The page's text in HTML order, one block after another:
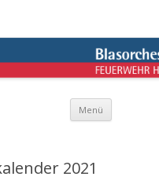
überraschend
Menü Springe
Inhalt
2021